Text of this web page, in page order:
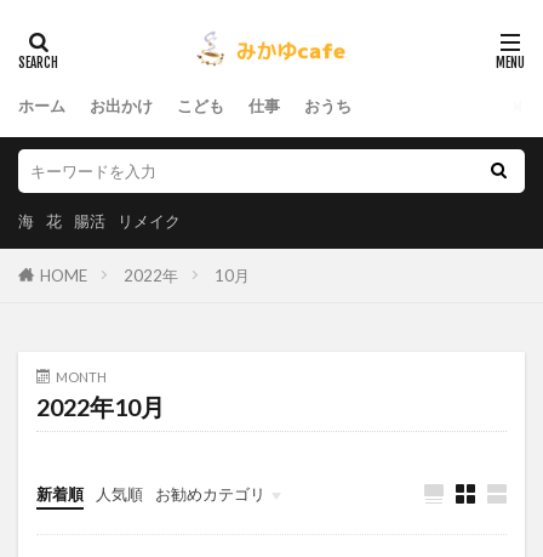
ホーム お出かけ こども 仕事 おうち
海 花 腸活 リメイク
HOME 2022年 10月
MONTH
2022年10月
新着順 人気順 お勧めカテゴリ
おうち